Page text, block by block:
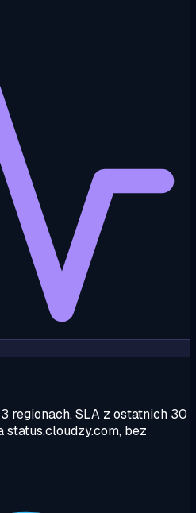
regionach. SLA z ostatnich 30
bez